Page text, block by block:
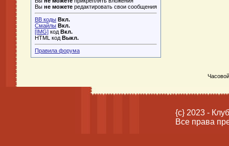
Вы не можете редактировать свои сообщения
BB коды Вкл.
Смайлы Вкл.
[IMG] код Вкл.
HTML код Выкл.
Правила форума
{c} 2023 -
Все права